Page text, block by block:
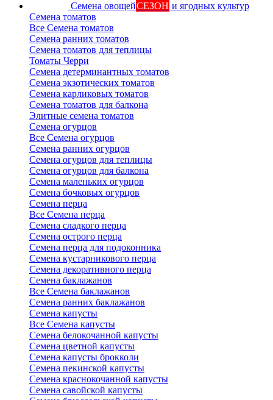
Семена овощейСЕЗОН и ягодных культур
Семена томатов
Все Семена томатов
Семена ранних томатов
Семена томатов для теплицы
Томаты Черри
Семена детерминантных томатов
Семена экзотических томатов
Семена карликовых томатов
Семена томатов для балкона
Элитные семена томатов
Семена огурцов
Все Семена огурцов
Семена ранних огурцов
Семена огурцов для теплицы
Семена огурцов для балкона
Семена маленьких огурцов
Семена бочковых огурцов
Семена перца
Все Семена перца
Семена сладкого перца
Семена острого перца
Семена перца для подоконника
Семена кустарникового перца
Семена декоративного перца
Семена баклажанов
Все Семена баклажанов
Семена ранних баклажанов
Семена капусты
Все Семена капусты
Семена белокочанной капусты
Семена цветной капусты
Семена капусты брокколи
Семена пекинской капусты
Семена краснокочанной капусты
Семена савойской капусты